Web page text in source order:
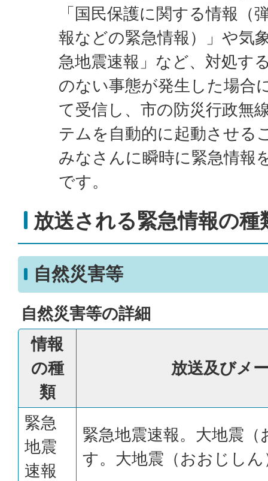
「国民保護に関する情報（
報などの緊急情報）」や気
急地震速報」など、対処す
のない事態が発生した場合
て受信し、市の防災行政無
テムを自動的に起動させる
みなさんに瞬時に緊急情報
です。
放送される緊急情報の種
自然災害等
自然災害等の詳細
情報
の種
類
放送及びメ
緊急
地震
速報
緊急地震速報。大地震
す。大地震（おおじし